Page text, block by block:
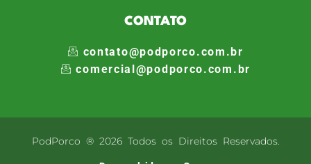
CONTATO
contato@podporco.com.br
comercial@podporco.com.br
PodPorco ® 2026 Todos os Direitos Reservados.